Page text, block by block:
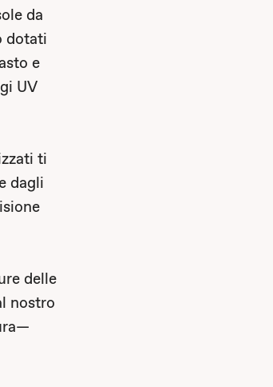
da
dotati
e
UV
ti
dagli
delle
nostro